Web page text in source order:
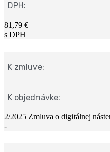
DPH:
81,79 €
s DPH
K zmluve:
K objednávke:
2/2025 Zmluva o digitálnej
-